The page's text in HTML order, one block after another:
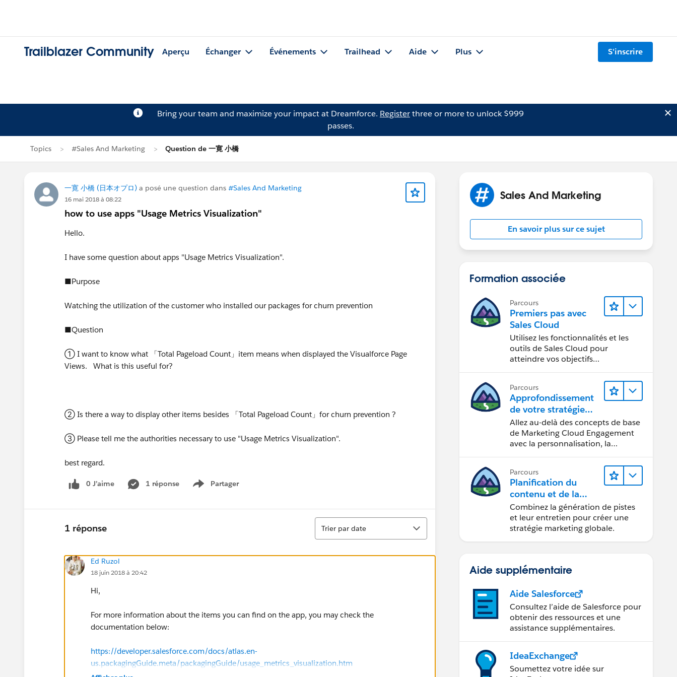
Trailblazer Community Aperçu Échanger Événements Trailhead Aide Plus S'inscrire
Bring your team and maximize your impact at Dreamforce. Registerthree or more to unlock $999
passes.
Topics #Sales And Marketing Question de 一寛 小橋
一寛 小橋 (日本オプロ) a posé une question dans #Sales And Marketing
16 mai 2018 à 08:22
how to use apps "Usage Metrics Visualization"
Hello.
I have some question about apps "Usage Metrics Visualization".
■Purpose
Watching the utilization of the customer who installed our packages for churn prevention
■Question
① I want to know what 「Total Pageload Count」item means when displayed the Visualforce Page
Views. What is this useful for?
② Is there a way to display other items besides 「Total Pageload Count」for churn prevention ?
③ Please tell me the authorities necessary to use "Usage Metrics Visualization".
best regard.
0 J’aime 1 réponse Partager
Show menu
1 réponse
Tri
Trier par date
Ed Ruzol
18 juin 2018 à 20:42
Hi,
For more information about the items you can find on the app, you may check the
documentation below:
https://developer.salesforce.com/docs/atlas.en-
us.packagingGuide.meta/packagingGuide/usage_metrics_visualization.htm
Sales And Marketing
En savoir plus sur ce sujet
Formation associée
Parcours
Premiers pas avec
Sales Cloud
Utilisez les fonctionnalités et les
outils de Sales Cloud pour
atteindre vos objectifs
Parcours
Approfondissement
de votre stratégie
marketing
Allez au-delà des concepts de base
de Marketing Cloud Engagement
avec la personnalisation, la
Parcours
Planification du
contenu et de la
stratégie marketing
avec
Marketing Cloud
Account Engagemen
Combinez la génération de pistes
et leur entretien pour créer une
stratégie marketing globale.
Aide supplémentaire
Aide Salesforce
Consultez l’aide de Salesforce pour
obtenir des ressources et une
assistance supplémentaires.
IdeaExchange
Soumettez votre idée sur